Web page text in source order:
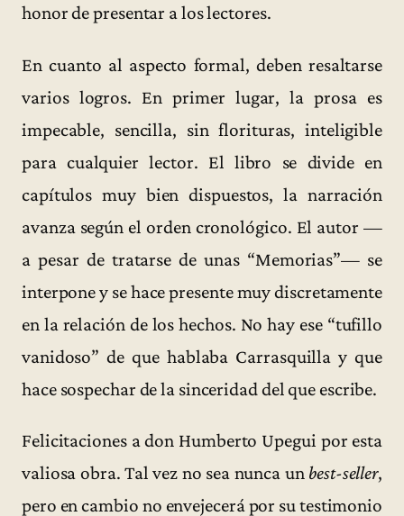
honor de presentar a los lectores.
En cuanto al aspecto formal, deben resaltarse
varios logros. En primer lugar, la prosa es
impecable, sencilla, sin florituras, inteligible
para cualquier lector. El libro se divide en
capítulos muy bien dispuestos, la narración
avanza según el orden cronológico. El autor —
a pesar de tratarse de unas “Memorias”— se
interpone y se hace presente muy discretamente
en la relación de los hechos. No hay ese “tufillo
vanidoso” de que hablaba Carrasquilla y que
hace sospechar de la sinceridad del que escribe.
Felicitaciones a don Humberto Upegui por esta
valiosa obra. Tal vez no sea nunca un best-seller,
pero en cambio no envejecerá por su testimonio